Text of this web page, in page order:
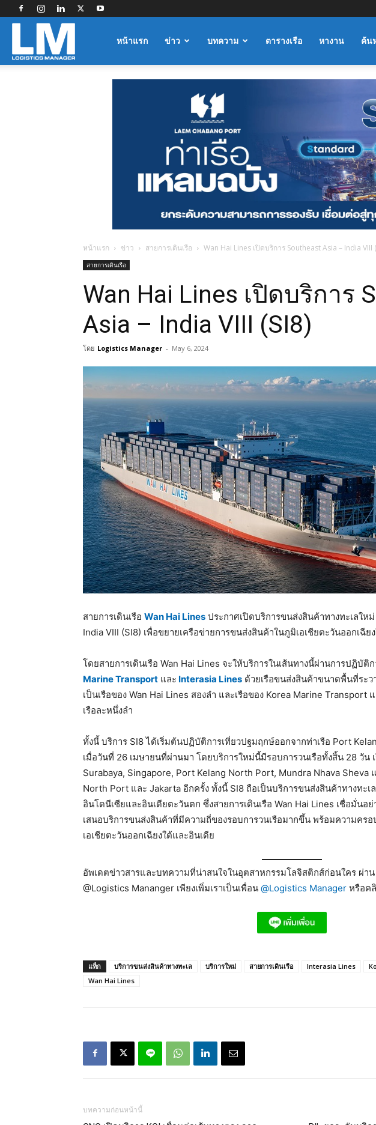
Logisticsหน้าแรก ข่าว บทความ ตารางเรือ หางาน ค้น
หน้าแรก ข่าว สายการเดินเรือ Wan Hai Lines เปิดบริการ Southeast Asia – India VIII
สายการเดินเรือ
Wan Hai Lines เปิดบริการ
Asia – India VIII (SI8)
โดย Logistics Manager - May 6, 2024
สายการเดินเรือ Wan Hai Lines ประกาศเปิดบริการขนส่งสินค้าทางทะเลให
India VIII (SI8) เพื่อขยายเครือข่ายการขนส่งสินค้าในภูมิเอเชียตะวันออกเฉี
โดยสายการเดินเรือ Wan Hai Lines จะให้บริการในเส้นทางนี้ผ่านการปฏิบัติ
Marine Transport และ Interasia Lines ด้วยเรือขนส่งสินค้าขนาดพื้นที่ระ
เป็นเรือของ Wan Hai Lines สองลำ และเรือของ Korea Marine Transport
เรือละหนึ่งลำ
ทั้งนี้ บริการ SI8 ได้เริ่มต้นปฏิบัติการเที่ยวปฐมฤกษ์ออกจากท่าเรือ Port
เมื่อวันที่ 26 เมษายนที่ผ่านมา โดยบริการใหม่นี้มีรอบการวนเรือทั้งสิ้น 28 วัน
Surabaya, Singapore, Port Kelang North Port, Mundra Nhava Sheva
North Port และ Jakarta อีกครั้ง ทั้งนี้ SI8 ถือเป็นบริการขนส่งสินค้าทางทะเ
อินโดนีเซียและอินเดียตะวันตก ซึ่งสายการเดินเรือ Wan Hai Lines เชื่อมั่นอ
เสนอบริการขนส่งสินค้าที่มีความถี่ของรอบการวนเรือมากขึ้น พร้อมความคร
เอเชียตะวันออกเฉียงใต้และอินเดีย
อัพเดตข่าวสารและบทความที่น่าสนใจในอุตสาหกรรมโลจิสติกส์ก่อนใคร ผ่า
@Logistics Mananger เพียงเพิ่มเราเป็นเพื่อน @Logistics Manager หรือค
แท็ก บริการขนส่งสินค้าทางทะเล บริการใหม่ สายการเดินเรือ Interasia Lines
Wan Hai Lines
บทความก่อนหน้านี้